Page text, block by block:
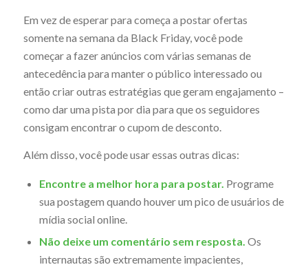
Em vez de esperar para começa a postar ofertas
somente na semana da Black Friday, você pode
começar a fazer anúncios com várias semanas de
antecedência para manter o público interessado ou
então criar outras estratégias que geram engajamento –
como dar uma pista por dia para que os seguidores
consigam encontrar o cupom de desconto.
Além disso, você pode usar essas outras dicas:
Encontre a melhor hora para postar. Programe
sua postagem quando houver um pico de usuários de
mídia social online.
Não deixe um comentário sem resposta. Os
internautas são extremamente impacientes,